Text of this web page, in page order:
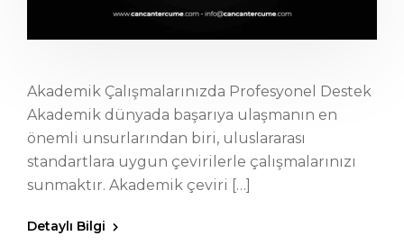
Akademik Çalışmalarınızda Profesyonel Destek
Akademik dünyada başarıya ulaşmanın en
önemli unsurlarından biri, uluslararası
standartlara uygun çevirilerle çalışmalarınızı
sunmaktır. Akademik çeviri […]
Detaylı Bilgi